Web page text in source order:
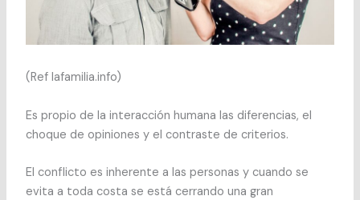
(Ref lafamilia.info)
Es propio de la interacción humana las diferencias, el
choque de opiniones y el contraste de criterios.
El conflicto es inherente a las personas y cuando se
evita a toda costa se está cerrando una gran